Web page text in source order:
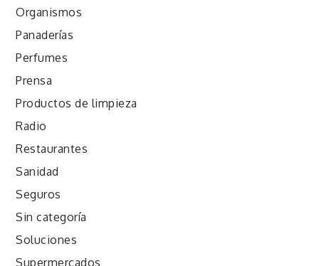
Organismos
Panaderías
Perfumes
Prensa
Productos de limpieza
Radio
Restaurantes
Sanidad
Seguros
Sin categoría
Soluciones
Supermercados